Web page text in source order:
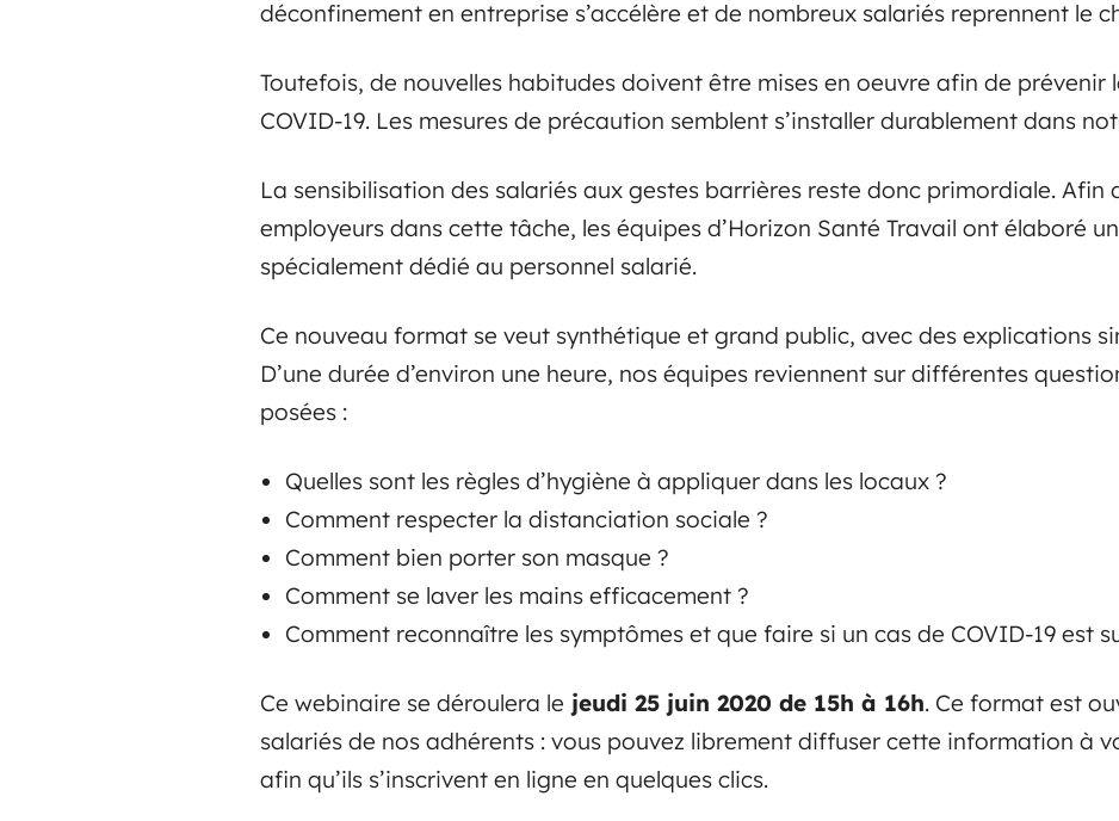
déconfinement en entreprise s’accélère et de nombreux salariés reprennent le
Toutefois, de nouvelles habitudes doivent être mises en oeuvre afin de prévenir
COVID-19. Les mesures de précaution semblent s’installer durablement dans
La sensibilisation des salariés aux gestes barrières reste donc primordiale. Afin
employeurs dans cette tâche, les équipes d’Horizon Santé Travail ont élaboré
spécialement dédié au personnel salarié.
Ce nouveau format se veut synthétique et grand public, avec des explications
D’une durée d’environ une heure, nos équipes reviennent sur différentes
posées :
Quelles sont les règles d’hygiène à appliquer dans les locaux ?
Comment respecter la distanciation sociale ?
Comment bien porter son masque ?
Comment se laver les mains efficacement ?
Comment reconnaître les symptômes et que faire si un cas de COVID-19 est
Ce webinaire se déroulera le jeudi 25 juin 2020 de 15h à 16h. Ce format est
salariés de nos adhérents : vous pouvez librement diffuser cette information à
afin qu’ils s’inscrivent en ligne en quelques clics.